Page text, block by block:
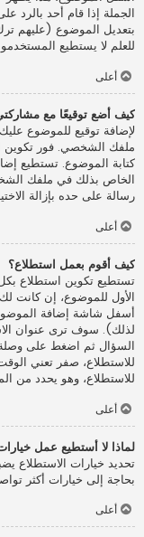
الجملة إذا قام أحد بالرد
بتعديل الموضوع (عليهم
للعلم لا يستطيع
أعلى
كيف أضع توقيعًا مع
لإضافة توقيع للموضوع
ملفك الشخصي. فور تكوين
كتابة الموضوع. تستطيع
الخاص بذلك في ملفك
رسالة على حده بإزالة
أعلى
كيف أقوم بعمل استطلاع؟
تستطيع تكوين استطلاع
الأول للموضوع، إن كانت
أسفل شاشة إضافة
لذلك). سوف ترى عنوان
السؤال ثم اضغط على
للاستطلاع، صفر تعني
للاستطلاع، وهو يحدد من
أعلى
لماذا لا أستطيع عمل
تحديد خيارات الاستطلاع
بحاجة إلى خيارات أكثر
أعلى